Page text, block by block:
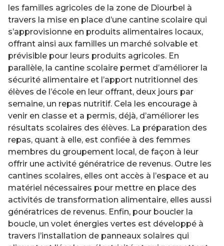
les familles agricoles de la zone de Diourbel à
travers la mise en place d’une cantine scolaire qui
s’approvisionne en produits alimentaires locaux,
offrant ainsi aux familles un marché solvable et
prévisible pour leurs produits agricoles. En
parallèle, la cantine scolaire permet d’améliorer la
sécurité alimentaire et l’apport nutritionnel des
élèves de l’école en leur offrant, deux jours par
semaine, un repas nutritif. Cela les encourage à
venir en classe et a permis, déjà, d’améliorer les
résultats scolaires des élèves. La préparation des
repas, quant à elle, est confiée à des femmes
membres du groupement local, de façon à leur
offrir une activité génératrice de revenus. Outre les
cantines scolaires, elles ont accès à l’espace et au
matériel nécessaires pour mettre en place des
activités de transformation alimentaire, elles aussi
génératrices de revenus. Enfin, pour boucler la
boucle, un volet énergies vertes est développé à
travers l’installation de panneaux solaires qui